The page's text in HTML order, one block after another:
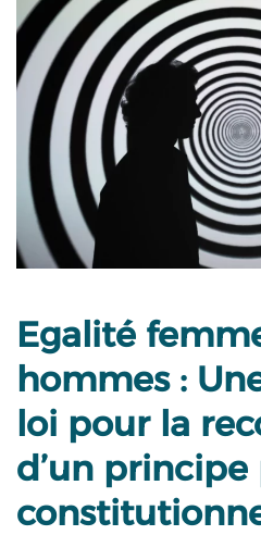
Egalité
hommes :
loi pour la
d’un